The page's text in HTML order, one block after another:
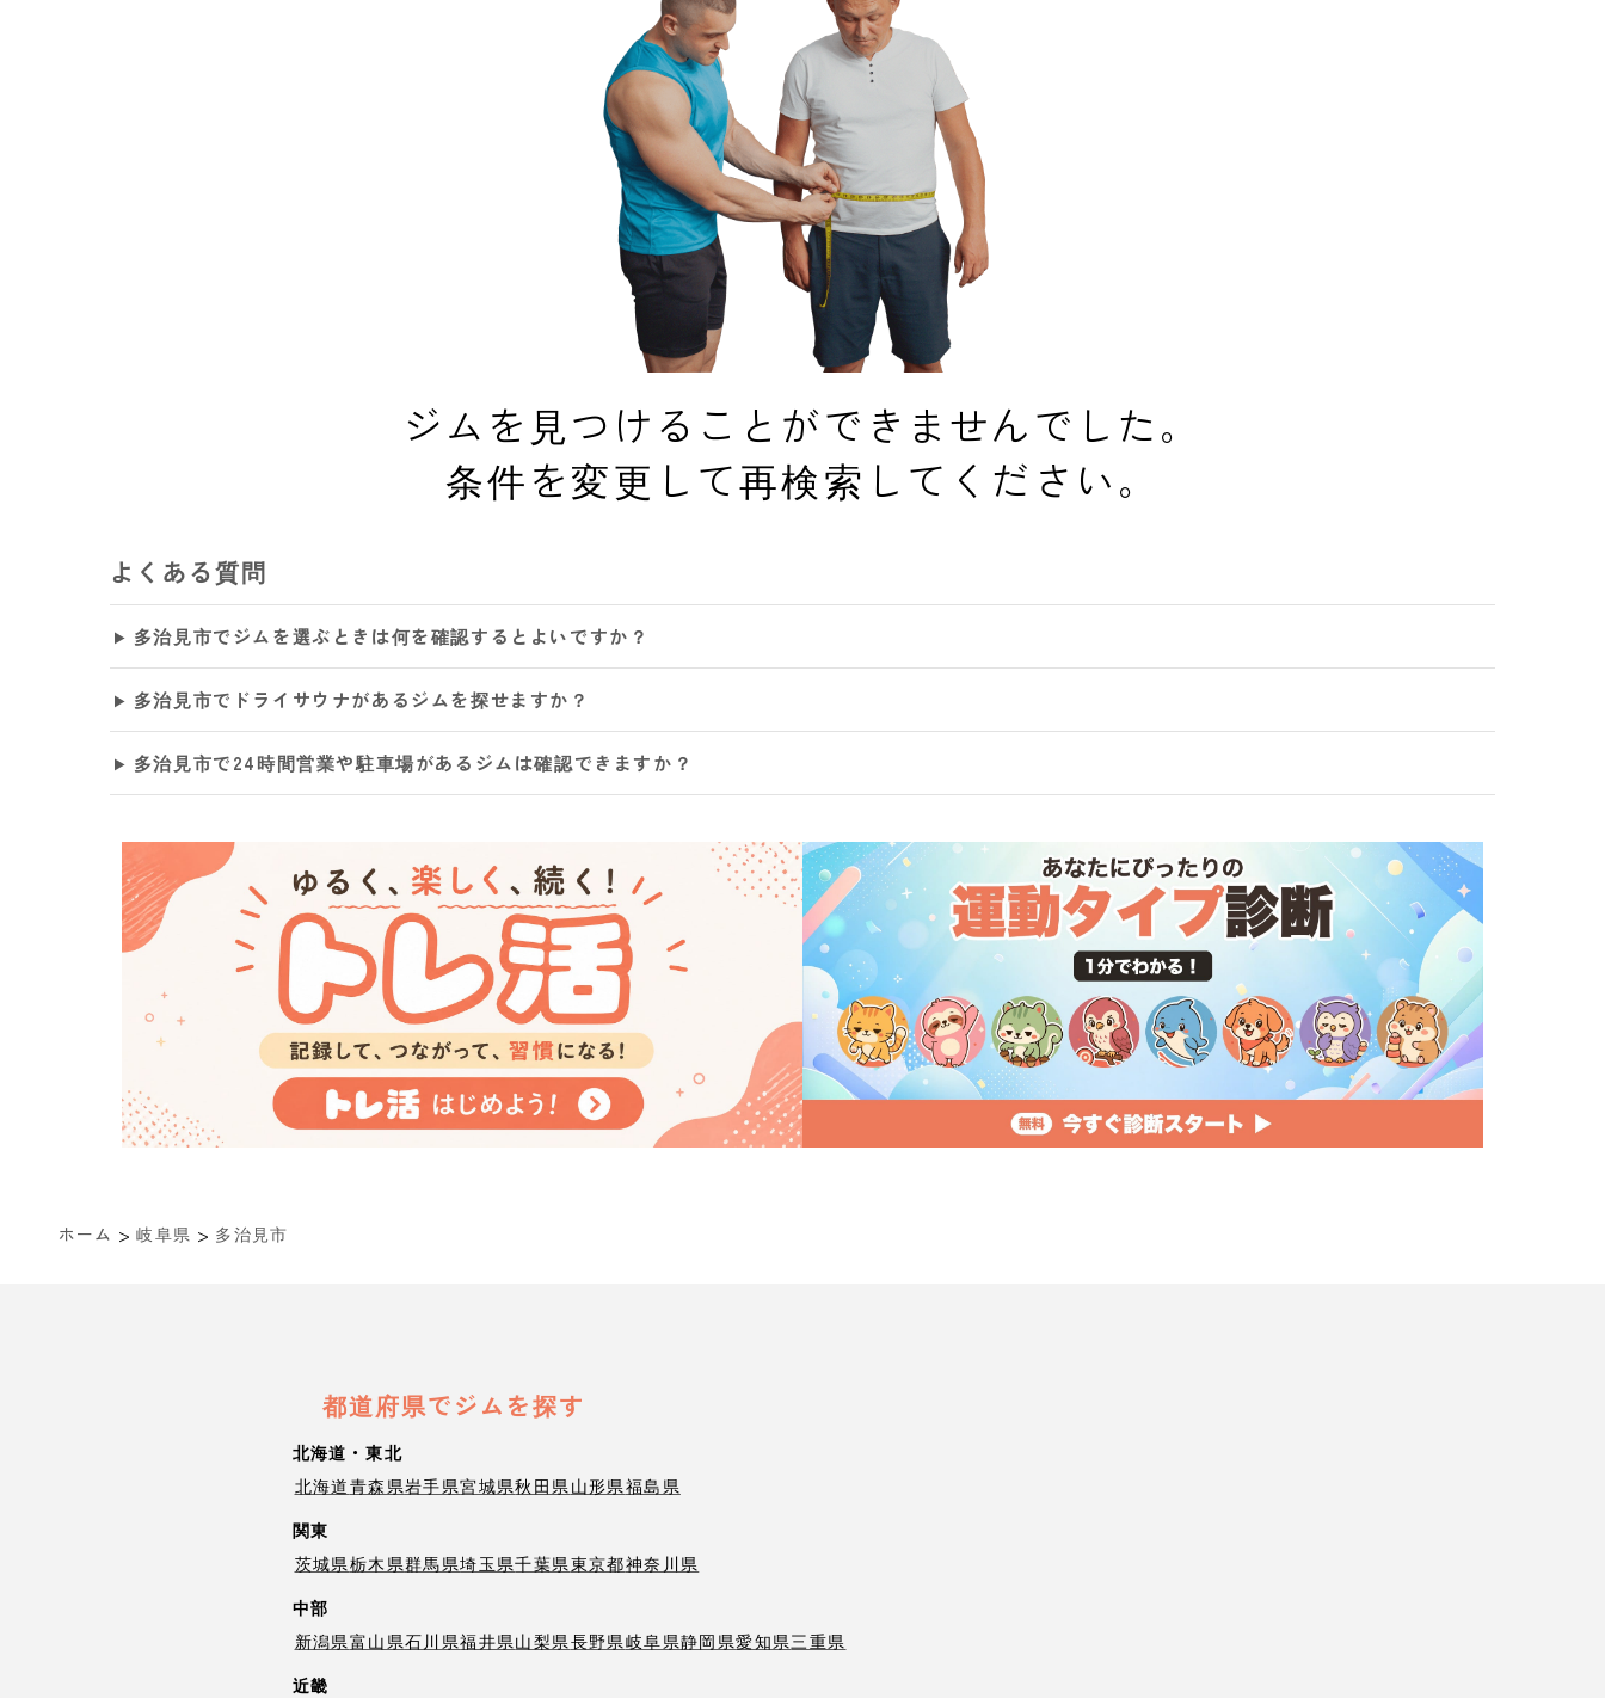
ジムを見つけることができませんでした。
条件を変更して再検索してください。
よくある質問
多治見市でジムを選ぶときは何を確認するとよいですか？
多治見市でドライサウナがあるジムを探せますか？
多治見市で24時間営業や駐車場があるジムは確認できますか？
ホーム > 岐阜県 > 多治見市
都道府県でジムを探す
北海道・東北
北海道青森県岩手県宮城県秋田県山形県福島県
関東
茨城県栃木県群馬県埼玉県千葉県東京都神奈川県
中部
新潟県富山県石川県福井県山梨県長野県岐阜県静岡県愛知県三重県
近畿